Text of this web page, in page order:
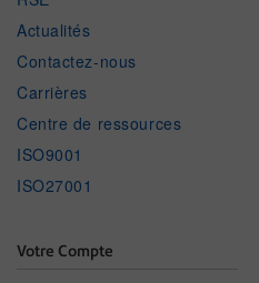
Actualités
Contactez-nous
Carrières
Centre de ressources
ISO9001
ISO27001
Votre Compte